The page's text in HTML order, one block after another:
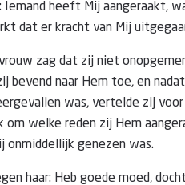
Iemand heeft Mij aangeraakt,
dat er kracht van Mij
zag dat zij niet
bevend naar Hem toe, en
was, vertelde zij voor
om welke reden zij Hem
onmiddellijk genezen was.
haar: Heb goede moed,